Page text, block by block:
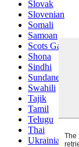
Slovak
Slovenian
Somali
Samoan
Scots Gaelic
Shona
Sindhi
Sundanese
Swahili
Tajik
Tamil
Telugu
Thai
Ukrainian